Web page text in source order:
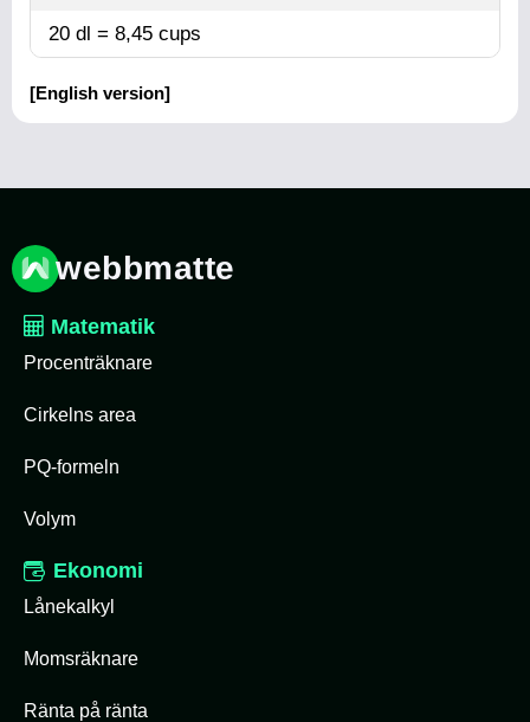
20 dl = 8,45 cups
[English version]
webbmatte
Matematik
Procenträknare
Cirkelns area
PQ-formeln
Volym
Ekonomi
Lånekalkyl
Momsräknare
Ränta på ränta